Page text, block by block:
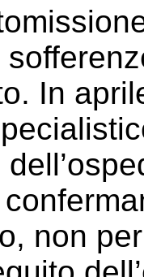
In
non